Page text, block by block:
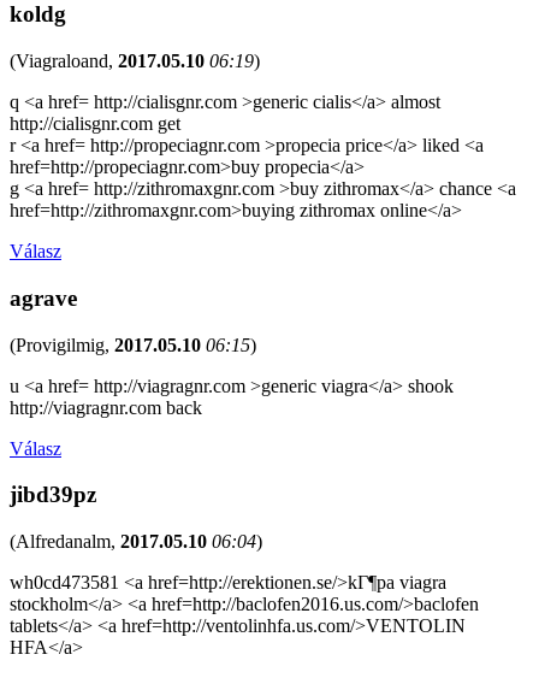
koldg
(Viagraloand, 2017.05.10 06:19)
q <a href= http://cialisgnr.com >generic cialis</a> almost
http://cialisgnr.com get
r <a href= http://propeciagnr.com >propecia price</a> liked <a
href=http://propeciagnr.com>buy propecia</a>
g <a href= http://zithromaxgnr.com >buy zithromax</a> chance <a
href=http://zithromaxgnr.com>buying zithromax online</a>
Válasz
agrave
(Provigilmig, 2017.05.10 06:15)
u <a href= http://viagragnr.com >generic viagra</a> shook
http://viagragnr.com back
Válasz
jibd39pz
(Alfredanalm, 2017.05.10 06:04)
wh0cd473581 <a href=http://erektionen.se/>kГ¶pa viagra
stockholm</a> <a href=http://baclofen2016.us.com/>baclofen
tablets</a> <a href=http://ventolinhfa.us.com/>VENTOLIN
HFA</a>